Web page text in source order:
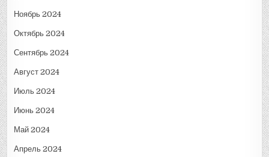
Ноябрь 2024
Октябрь 2024
Сентябрь 2024
Август 2024
Июль 2024
Июнь 2024
Май 2024
Апрель 2024